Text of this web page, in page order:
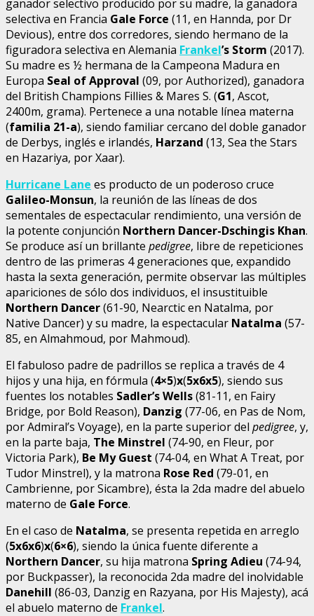
ganador selectivo producido por su madre, la ganadora
selectiva en Francia Gale Force (11, en Hannda, por Dr
Devious), entre dos corredores, siendo hermano de la
figuradora selectiva en Alemania Frankel’s Storm (2017).
Su madre es ½ hermana de la Campeona Madura en
Europa Seal of Approval (09, por Authorized), ganadora
del British Champions Fillies & Mares S. (G1, Ascot,
2400m, grama). Pertenece a una notable línea materna
(familia 21-a), siendo familiar cercano del doble ganador
de Derbys, inglés e irlandés, Harzand (13, Sea the Stars
en Hazariya, por Xaar).
Hurricane Lane es producto de un poderoso cruce
Galileo-Monsun, la reunión de las líneas de dos
sementales de espectacular rendimiento, una versión de
la potente conjunción Northern Dancer-Dschingis Khan.
Se produce así un brillante pedigree, libre de repeticiones
dentro de las primeras 4 generaciones que, expandido
hasta la sexta generación, permite observar las múltiples
apariciones de sólo dos individuos, el insustituible
Northern Dancer(61-90, Nearctic en Natalma, por
Native Dancer) y su madre, la espectacular Natalma (57-
85, en Almahmoud, por Mahmoud).
El fabuloso padre de padrillos se replica a través de 4
hijos y una hija, en fórmula (4×5)x(5x6x5), siendo sus
fuentes los notables Sadler’s Wells(81-11, en Fairy
Bridge, por Bold Reason), Danzig (77-06, en Pas de Nom,
por Admiral’s Voyage), en la parte superior del pedigree, y,
en la parte baja, The Minstrel (74-90, en Fleur, por
Victoria Park), Be My Guest (74-04, en What A Treat, por
Tudor Minstrel), y la matrona Rose Red (79-01, en
Cambrienne, por Sicambre), ésta la 2da madre del abuelo
materno de Gale Force.
En el caso de Natalma, se presenta repetida en arreglo
(5x6x6)x(6×6), siendo la única fuente diferente a
Northern Dancer, su hija matrona Spring Adieu (74-94,
por Buckpasser), la reconocida 2da madre del inolvidable
Danehill (86-03, Danzig en Razyana, por His Majesty), acá
el abuelo materno de Frankel.